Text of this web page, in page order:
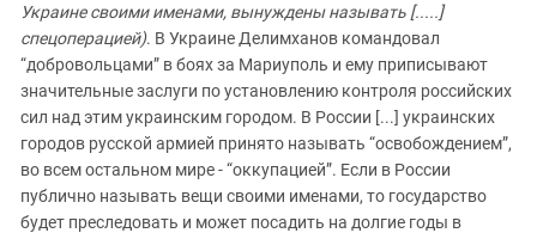
Украине своими именами, вынуждены называть [.....]
спецоперацией). В Украине Делимханов командовал
“добровольцами” в боях за Мариуполь и ему приписывают
значительные заслуги по установлению контроля российских
сил над этим украинским городом. В России [...] украинских
городов русской армией принято называть “освобождением”,
во всем остальном мире - “оккупацией”. Если в России
публично называть вещи своими именами, то государство
будет преследовать и может посадить на долгие годы в